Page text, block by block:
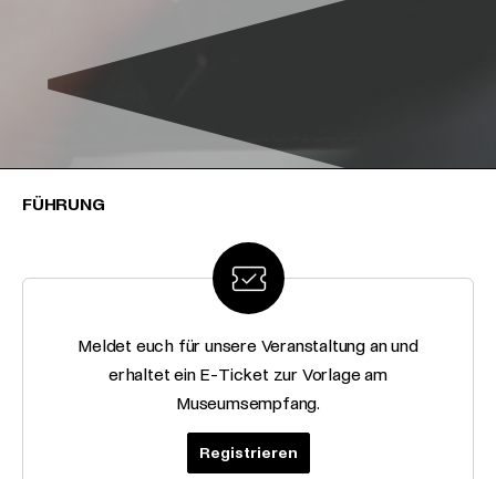
FÜHRUNG
Meldet euch für unsere Veranstaltung an und
erhaltet ein E-Ticket zur Vorlage am
Museumsempfang.
Registrieren